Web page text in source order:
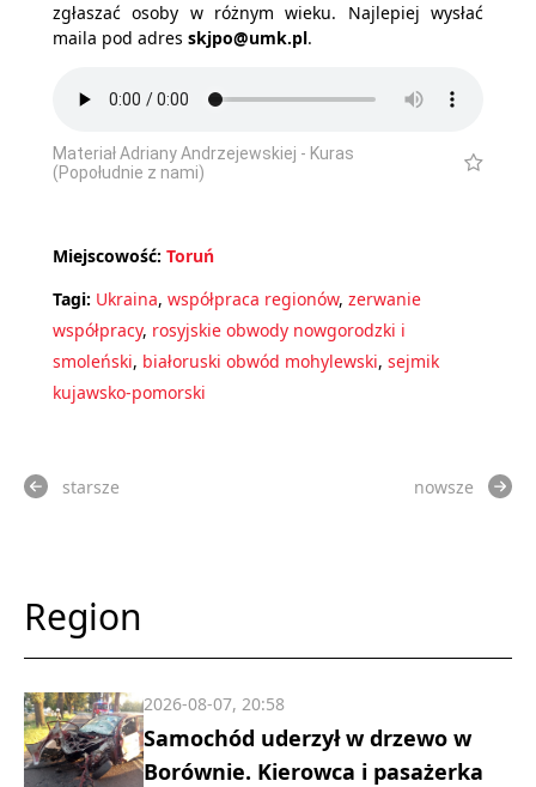
zgłaszać osoby w różnym wieku. Najlepiej wysłać
maila pod adres skjpo@umk.pl.
Materiał Adriany Andrzejewskiej - Kuras
(Popołudnie z nami)
Miejscowość: Toruń
Tagi: Ukraina, współpraca regionów, zerwanie
współpracy, rosyjskie obwody nowgorodzki i
smoleński, białoruski obwód mohylewski, sejmik
kujawsko-pomorski
starsze nowsze
Region
Samochód uderzył w drzewo w
Borównie. Kierowca i pasażerka
2026-08-07, 20:58